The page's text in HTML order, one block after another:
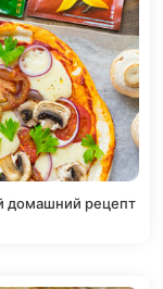
домашний рецепт